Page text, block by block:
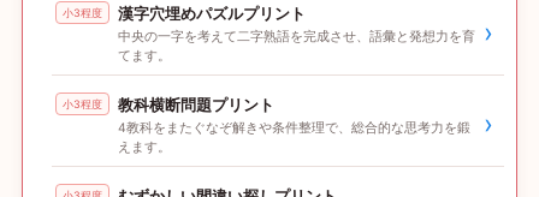
小3程度 漢字穴埋めパズルプリント
中央の一字を考えて二字熟語を完成させ、語彙と発想力を育
てます。
›
小3程度 教科横断問題プリント
4教科をまたぐなぞ解きや条件整理で、総合的な思考力を鍛
えます。
›